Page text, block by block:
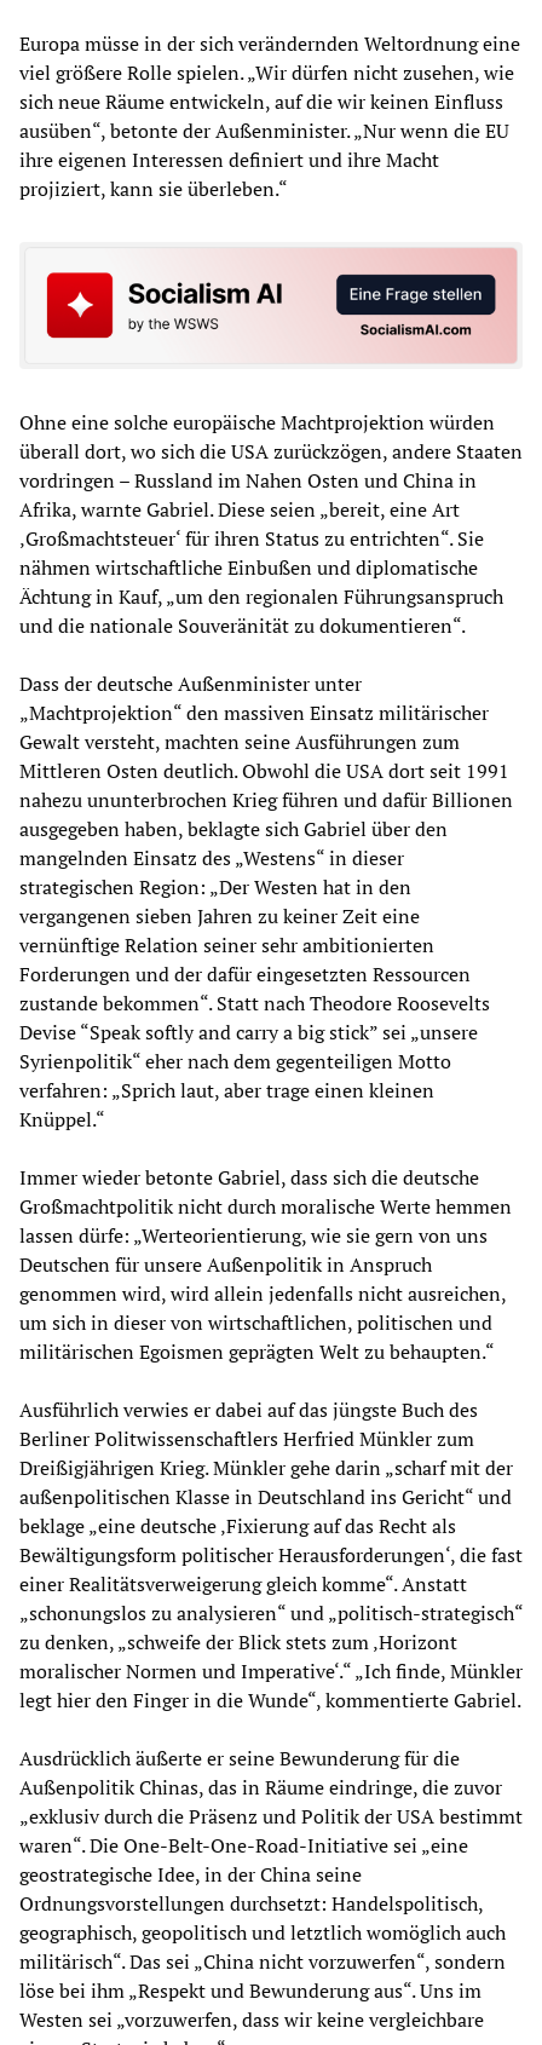
Europa müsse in der sich verändernden Weltordnung eine
viel größere Rolle spielen. „Wir dürfen nicht zusehen, wie
sich neue Räume entwickeln, auf die wir keinen Einfluss
ausüben“, betonte der Außenminister. „Nur wenn die EU
ihre eigenen Interessen definiert und ihre Macht
projiziert, kann sie überleben.“
Ohne eine solche europäische Machtprojektion würden
überall dort, wo sich die USA zurückzögen, andere Staaten
vordringen – Russland im Nahen Osten und China in
Afrika, warnte Gabriel. Diese seien „bereit, eine Art
‚Großmachtsteuer‘ für ihren Status zu entrichten“. Sie
nähmen wirtschaftliche Einbußen und diplomatische
Ächtung in Kauf, „um den regionalen Führungsanspruch
und die nationale Souveränität zu dokumentieren“.
Dass der deutsche Außenminister unter
„Machtprojektion“ den massiven Einsatz militärischer
Gewalt versteht, machten seine Ausführungen zum
Mittleren Osten deutlich. Obwohl die USA dort seit 1991
nahezu ununterbrochen Krieg führen und dafür Billionen
ausgegeben haben, beklagte sich Gabriel über den
mangelnden Einsatz des „Westens“ in dieser
strategischen Region: „Der Westen hat in den
vergangenen sieben Jahren zu keiner Zeit eine
vernünftige Relation seiner sehr ambitionierten
Forderungen und der dafür eingesetzten Ressourcen
zustande bekommen“. Statt nach Theodore Roosevelts
Devise “Speak softly and carry a big stick” sei „unsere
Syrienpolitik“ eher nach dem gegenteiligen Motto
verfahren: „Sprich laut, aber trage einen kleinen
Knüppel.“
Immer wieder betonte Gabriel, dass sich die deutsche
Großmachtpolitik nicht durch moralische Werte hemmen
lassen dürfe: „Werteorientierung, wie sie gern von uns
Deutschen für unsere Außenpolitik in Anspruch
genommen wird, wird allein jedenfalls nicht ausreichen,
um sich in dieser von wirtschaftlichen, politischen und
militärischen Egoismen geprägten Welt zu behaupten.“
Ausführlich verwies er dabei auf das jüngste Buch des
Berliner Politwissenschaftlers Herfried Münkler zum
Dreißigjährigen Krieg. Münkler gehe darin „scharf mit der
außenpolitischen Klasse in Deutschland ins Gericht“ und
beklage „eine deutsche ‚Fixierung auf das Recht als
Bewältigungsform politischer Herausforderungen‘, die fast
einer Realitätsverweigerung gleich komme“. Anstatt
„schonungslos zu analysieren“ und „politisch-strategisch“
zu denken, „schweife der Blick stets zum ‚Horizont
moralischer Normen und Imperative‘.“ „Ich finde, Münkler
legt hier den Finger in die Wunde“, kommentierte Gabriel.
Ausdrücklich äußerte er seine Bewunderung für die
Außenpolitik Chinas, das in Räume eindringe, die zuvor
„exklusiv durch die Präsenz und Politik der USA bestimmt
waren“. Die One-Belt-One-Road-Initiative sei „eine
geostrategische Idee, in der China seine
Ordnungsvorstellungen durchsetzt: Handelspolitisch,
geographisch, geopolitisch und letztlich womöglich auch
militärisch“. Das sei „China nicht vorzuwerfen“, sondern
löse bei ihm „Respekt und Bewunderung aus“. Uns im
Westen sei „vorzuwerfen, dass wir keine vergleichbare